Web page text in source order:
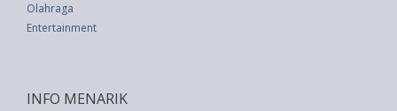
Olahraga
Entertainment
INFO MENARIK